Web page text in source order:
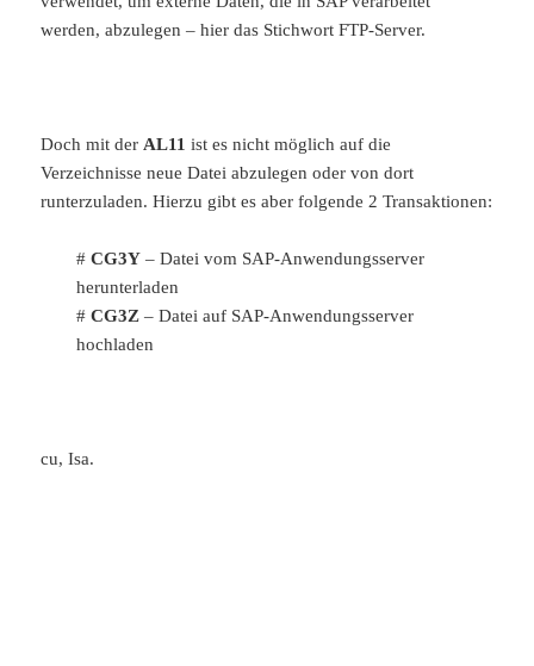
werden, abzulegen – hier das Stichwort FTP-Server.
Doch mit der AL11 ist es nicht möglich auf die
Verzeichnisse neue Datei abzulegen oder von dort
runterzuladen. Hierzu gibt es aber folgende 2 Transaktionen:
#CG3Y – Datei vom SAP-Anwendungsserver
herunterladen
#CG3Z – Datei auf SAP-Anwendungsserver
hochladen
cu, Isa.